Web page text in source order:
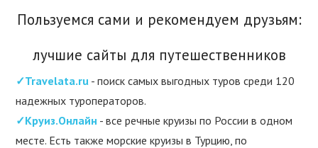
Пользуемся сами и рекомендуем друзьям:
лучшие сайты для путешественников
✓Travelata.ru - поиск самых выгодных туров среди 120
надежных туроператоров.
✓Круиз.Онлайн - все речные круизы по России в одном
месте. Есть также морские круизы в Турцию, по